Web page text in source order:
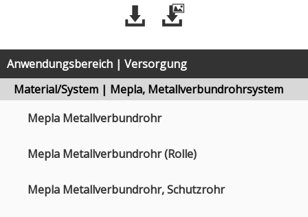
Anwendungsbereich | Versorgung
Material/System | Mepla, Metallverbundrohrsystem
Mepla Metallverbundrohr
Mepla Metallverbundrohr (Rolle)
Mepla Metallverbundrohr, Schutzrohr